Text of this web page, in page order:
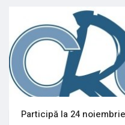
Participă la 24